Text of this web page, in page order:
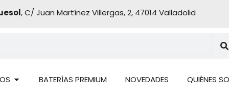
, C/ Juan Martínez Villergas, 2, 47014 Valladolid
Abrir PRODUCTOS
BATERÍAS PREMIUM NOVEDADES QUIÉNES